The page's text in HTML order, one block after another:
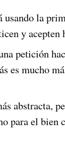
la
y acepten
petición
es mucho
abstracta,
para el bien